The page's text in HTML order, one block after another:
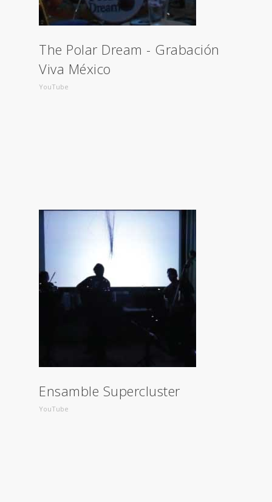
The Polar Dream - Grabación
Viva México
YouTube
Ensamble Supercluster
YouTube